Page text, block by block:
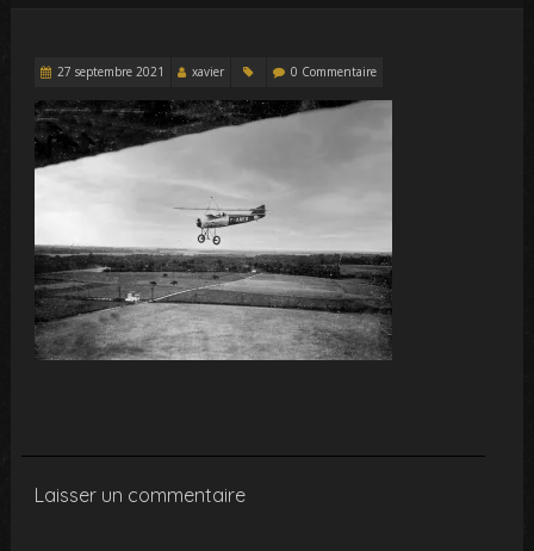
27 septembre 2021 xavier 0 Commentaire
Laisser un commentaire